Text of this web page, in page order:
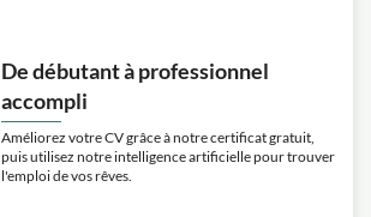
De débutant à professionnel
accompli
Améliorez votre CV grâce à notre certificat gratuit,
puis utilisez notre intelligence artificielle pour trouver
l'emploi de vos rêves.